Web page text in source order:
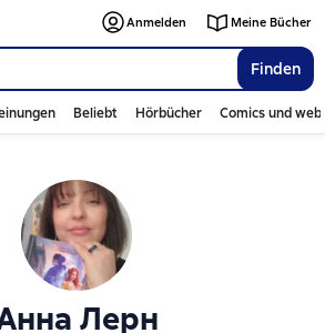
Finden
Anmelden Meine Bücher
Beliebt Hörbücher Comics und
Лерн